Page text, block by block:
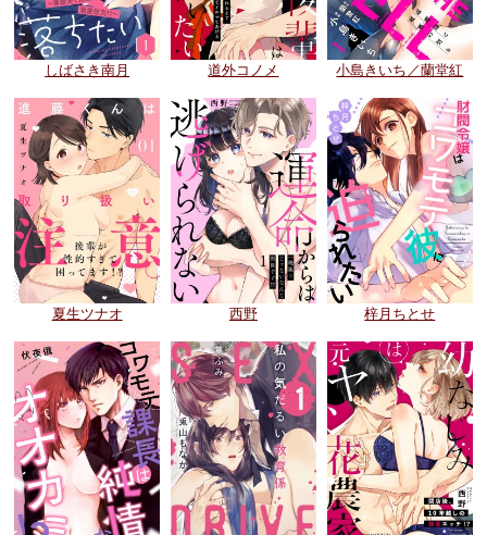
しばさき南月 道外コノメ 小島きいち／蘭堂紅
夏生ツナオ 西野 梓月ちとせ